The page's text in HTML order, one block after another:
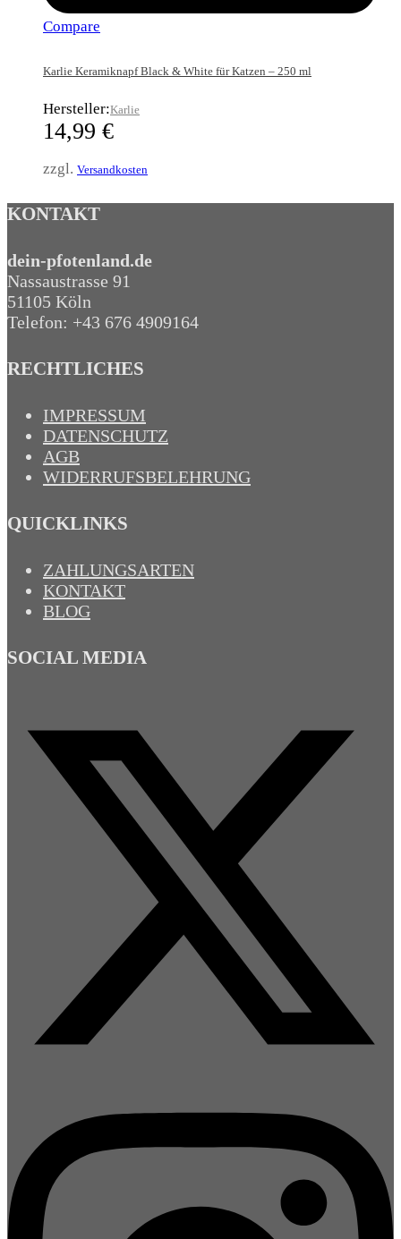
Compare
Karlie Keramiknapf Black & White für Katzen – 250 ml
Hersteller:Karlie
14,99 €
zzgl. Versandkosten
KONTAKT
dein-pfotenland.de
Nassaustrasse 91
51105 Köln
Telefon: +43 676 4909164‬
RECHTLICHES
IMPRESSUM
DATENSCHUTZ
AGB
WIDERRUFSBELEHRUNG
QUICKLINKS
ZAHLUNGSARTEN
KONTAKT
BLOG
SOCIAL MEDIA